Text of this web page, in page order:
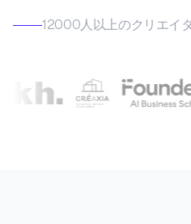
12000人以上のクリエイ